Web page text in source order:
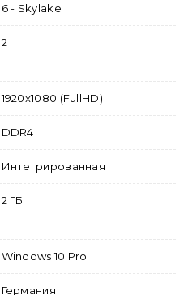
6 - Skylake
2
1920x1080 (FullHD)
DDR4
Интегрированная
2 ГБ
Windows 10 Pro
Германия